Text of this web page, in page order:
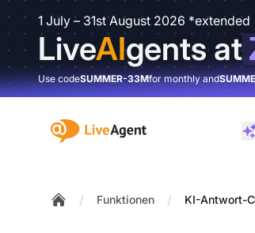
1 July – 31st August 2026 *extended
LiveAIgents at
Use codeSUMMER-33Mfor monthly and
:site.title
/ Funktionen / KI-Antwort-